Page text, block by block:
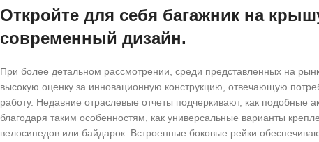
Откройте для себя багажник на
современный дизайн.
При более детальном рассмотрении, среди представленных на
высокую оценку за инновационную конструкцию, отвечающую
работу. Недавние отраслевые отчеты подчеркивают, как
благодаря таким особенностям, как универсальные варианты
велосипедов или байдарок. Встроенные боковые рейки